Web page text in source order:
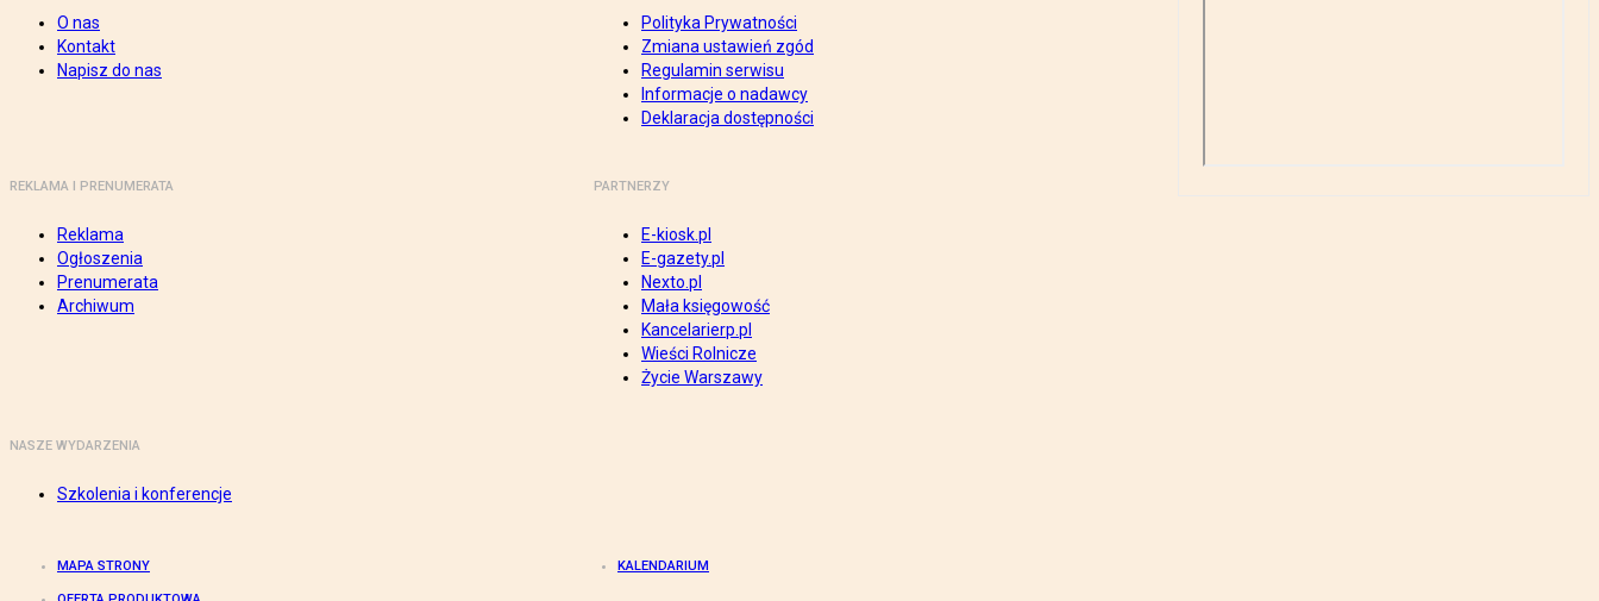
O nas
Kontakt
Napisz do nas
Polityka Prywatności
Zmiana ustawień zgód
Regulamin serwisu
Informacje o nadawcy
Deklaracja dostępności
REKLAMA I PRENUMERATA
Reklama
Ogłoszenia
Prenumerata
Archiwum
PARTNERZY
E-kiosk.pl
E-gazety.pl
Nexto.pl
Mała księgowość
Kancelarierp.pl
Wieści Rolnicze
Życie Warszawy
NASZE WYDARZENIA
Szkolenia i konferencje
MAPA STRONY KALENDARIUM